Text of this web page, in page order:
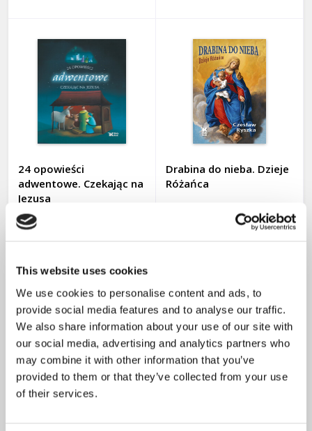
This website uses cookies
We use cookies to personalise content and ads, to
provide social media features and to analyse our traffic.
We also share information about your use of our site with
our social media, advertising and analytics partners who
may combine it with other information that you’ve
provided to them or that they’ve collected from your use
of their services.
Adwent i Boże Narodzenie 2025
Autorzy
Na prezent
WPIS
KALENDARZE
NOWOŚCI
PROMOCJE
24 opowieści
adwentowe. Czekając na
Jezusa
Drabina do nieba. Dzieje
Różańca
nakład wyczerpany59,00 zł